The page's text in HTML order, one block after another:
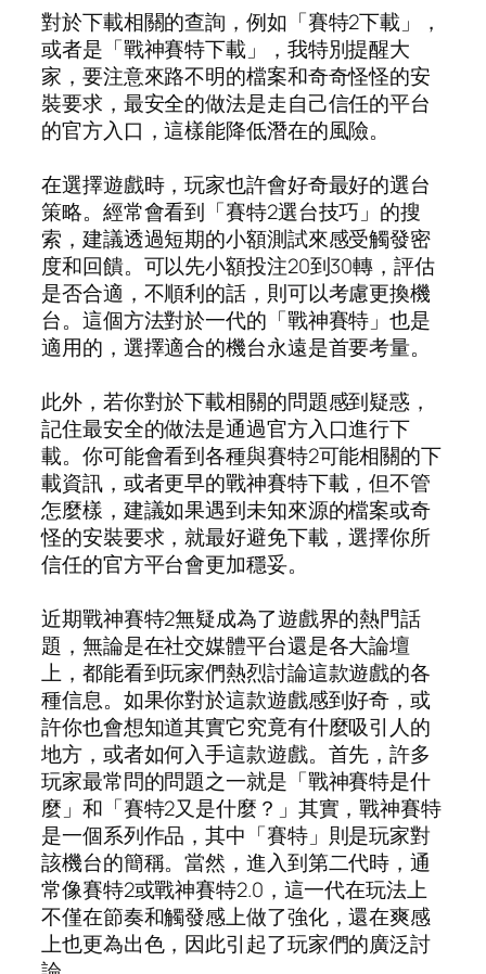
對於下載相關的查詢，例如「賽特2下載」，
或者是「戰神賽特下載」，我特別提醒大
家，要注意來路不明的檔案和奇奇怪怪的安
裝要求，最安全的做法是走自己信任的平台
的官方入口，這樣能降低潛在的風險。
在選擇遊戲時，玩家也許會好奇最好的選台
策略。經常會看到「賽特2選台技巧」的搜
索，建議透過短期的小額測試來感受觸發密
度和回饋。可以先小額投注20到30轉，評估
是否合適，不順利的話，則可以考慮更換機
台。這個方法對於一代的「戰神賽特」也是
適用的，選擇適合的機台永遠是首要考量。
此外，若你對於下載相關的問題感到疑惑，
記住最安全的做法是通過官方入口進行下
載。你可能會看到各種與賽特2可能相關的下
載資訊，或者更早的戰神賽特下載，但不管
怎麼樣，建議如果遇到未知來源的檔案或奇
怪的安裝要求，就最好避免下載，選擇你所
信任的官方平台會更加穩妥。
近期戰神賽特2無疑成為了遊戲界的熱門話
題，無論是在社交媒體平台還是各大論壇
上，都能看到玩家們熱烈討論這款遊戲的各
種信息。如果你對於這款遊戲感到好奇，或
許你也會想知道其實它究竟有什麼吸引人的
地方，或者如何入手這款遊戲。首先，許多
玩家最常問的問題之一就是「戰神賽特是什
麼」和「賽特2又是什麼？」其實，戰神賽特
是一個系列作品，其中「賽特」則是玩家對
該機台的簡稱。當然，進入到第二代時，通
常像賽特2或戰神賽特2.0，這一代在玩法上
不僅在節奏和觸發感上做了強化，還在爽感
上也更為出色，因此引起了玩家們的廣泛討